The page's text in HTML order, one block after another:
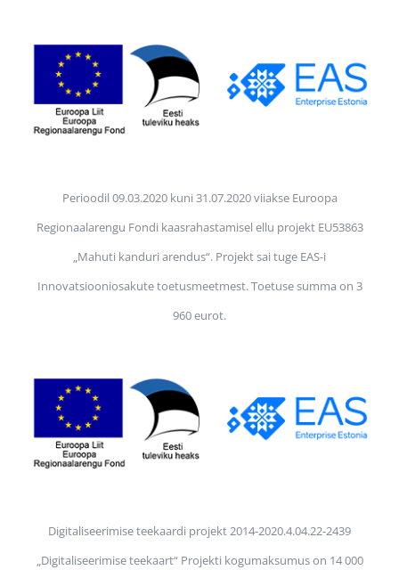
Perioodil 09.03.2020 kuni 31.07.2020 viiakse Euroopa
Regionaalarengu Fondi kaasrahastamisel ellu projekt EU53863
„Mahuti kanduri arendus“. Projekt sai tuge EAS-i
Innovatsiooniosakute toetusmeetmest. Toetuse summa on 3
960 eurot.
Digitaliseerimise teekaardi projekt 2014-2020.4.04.22-2439
„Digitaliseerimise teekaart“ Projekti kogumaksumus on 14 000